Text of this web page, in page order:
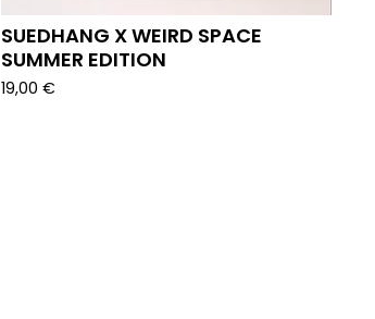
SUEDHANG X WEIRD SPACE
SUMMER EDITION
19,00 €